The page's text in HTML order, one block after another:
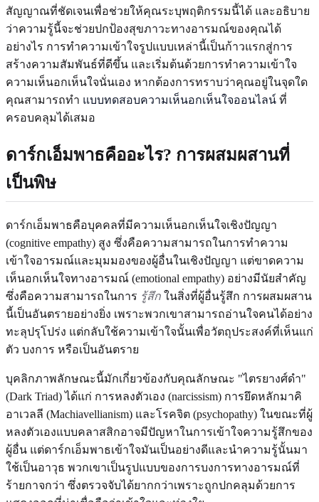
สัญญาณที่ชัดเจนเพื่อช่วยให้คุณระบุพฤติกรรมนี้ได้ และอธิบาย
ว่าความรู้นี้จะช่วยปกป้องสุขภาวะทางอารมณ์ของคุณได้
อย่างไร การทำความเข้าใจรูปแบบเหล่านี้เป็นก้าวแรกสู่การ
สร้างความสัมพันธ์ที่ดีขึ้น และเริ่มต้นด้วยการทำความเข้าใจ
ความเห็นอกเห็นใจนั่นเอง หากต้องการทราบว่าคุณอยู่ในจุดใด
คุณสามารถทำ แบบทดสอบความเห็นอกเห็นใจออนไลน์ ที่
ครอบคลุมได้เสมอ
ดาร์กเอ็มพาธคืออะไร? การผสมผสานที่
เป็นพิษ
ดาร์กเอ็มพาธคือบุคคลที่มีความเห็นอกเห็นใจเชิงปัญญา
(cognitive empathy) สูง ซึ่งคือความสามารถในการทำความ
เข้าใจอารมณ์และมุมมองของผู้อื่นในเชิงปัญญา แต่ขาดความ
เห็นอกเห็นใจทางอารมณ์ (emotional empathy) อย่างมีนัยสำคัญ
ซึ่งคือความสามารถในการ รู้สึก ในสิ่งที่ผู้อื่นรู้สึก การผสมผสาน
นี้เป็นอันตรายอย่างยิ่ง เพราะพวกเขาสามารถอ่านใจคนได้อย่าง
ทะลุปรุโปร่ง แต่กลับใช้ความเข้าใจนั้นเพื่อวัตถุประสงค์ที่เห็นแก่
ตัว บงการ หรือเป็นอันตราย
บุคลิกภาพลักษณะนี้มักเกี่ยวข้องกับคุณลักษณะ "ไตรยางศ์ดำ"
(Dark Triad) ได้แก่ การหลงตัวเอง (narcissism) การยึดหลักมาคิ
อาเวลลี (Machiavellianism) และโรคจิต (psychopathy) ในขณะที่ผู้
หลงตัวเองแบบคลาสสิกอาจมีปัญหาในการเข้าใจความรู้สึกของ
ผู้อื่น แต่ดาร์กเอ็มพาธเข้าใจมันเป็นอย่างดีและนำความรู้นั้นมา
ใช้เป็นอาวุธ พวกเขาเป็นรูปแบบของการบงการทางอารมณ์ที่
ร้ายกาจกว่า ซึ่งตรวจจับได้ยากกว่าเพราะถูกปกคลุมด้วยการ